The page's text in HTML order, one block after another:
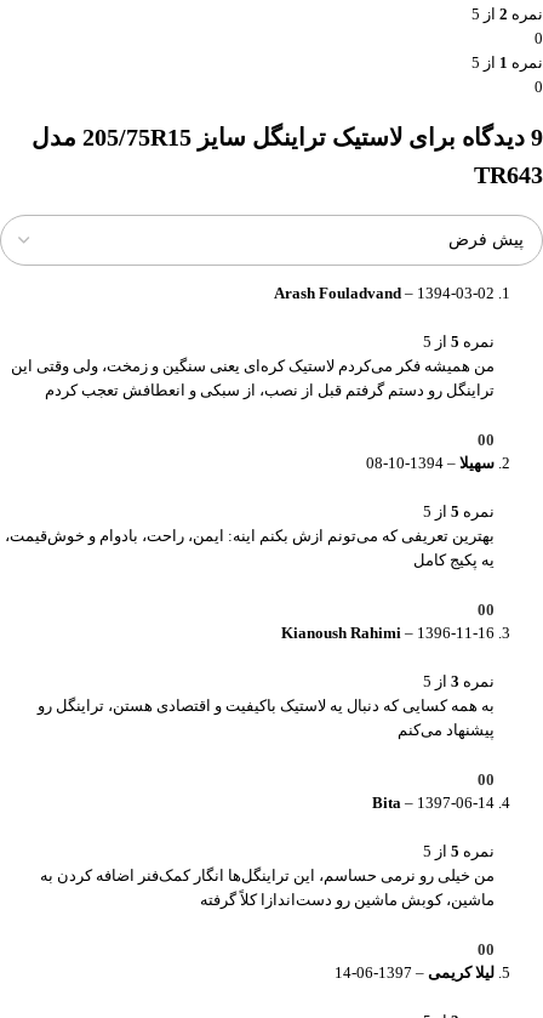
نمره 2 از 5
0
نمره 1 از 5
0
9 دیدگاه برای
لاستیک تراینگل سایز 205/75R15 مدل
TR643
Arash Fouladvand – 1394-03-02
نمره 5 از 5
من همیشه فکر می‌کردم لاستیک کره‌ای یعنی سنگین و زمخت، ولی وقتی این
تراینگل رو دستم گرفتم قبل از نصب، از سبکی و انعطافش تعجب کردم
0
0
سهیلا –
1394-10-08
نمره 5 از 5
بهترین تعریفی که می‌تونم ازش بکنم اینه: ایمن، راحت، بادوام و خوش‌قیمت،
یه پکیج کامل
0
0
Kianoush Rahimi – 1396-11-16
نمره 3 از 5
به همه کسایی که دنبال یه لاستیک باکیفیت و اقتصادی هستن، تراینگل رو
پیشنهاد می‌کنم
0
0
Bita – 1397-06-14
نمره 5 از 5
من خیلی رو نرمی حساسم، این تراینگل‌ها انگار کمک‌فنر اضافه کردن به
ماشین، کوبش ماشین رو دست‌اندازا کلاً گرفته
0
0
لیلا کریمی –
1397-06-14